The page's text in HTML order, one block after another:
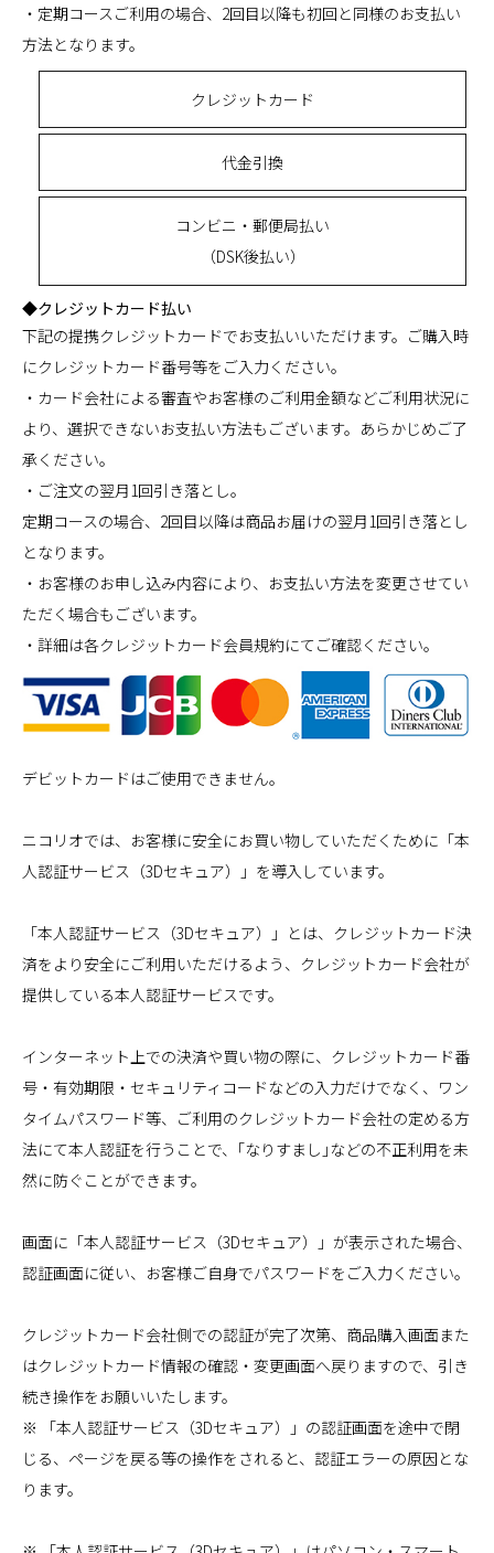
・定期コースご利用の場合、2回目以降も初回と同様のお支払い
方法となります。
クレジットカード
代金引換
コンビニ・郵便局払い
（DSK後払い）
◆クレジットカード払い
下記の提携クレジットカードでお支払いいただけます。ご購入時
にクレジットカード番号等をご入力ください。
・カード会社による審査やお客様のご利用金額などご利用状況に
より、選択できないお支払い方法もございます。あらかじめご了
承ください。
・ご注文の翌月1回引き落とし。
定期コースの場合、2回目以降は商品お届けの翌月1回引き落とし
となります。
・お客様のお申し込み内容により、お支払い方法を変更させてい
ただく場合もございます。
・詳細は各クレジットカード会員規約にてご確認ください。
デビットカードはご使用できません。
ニコリオでは、お客様に安全にお買い物していただくために「本
人認証サービス（3Dセキュア）」を導入しています。
「本人認証サービス（3Dセキュア）」とは、クレジットカード決
済をより安全にご利用いただけるよう、クレジットカード会社が
提供している本人認証サービスです。
インターネット上での決済や買い物の際に、クレジットカード番
号・有効期限・セキュリティコードなどの入力だけでなく、ワン
タイムパスワード等、ご利用のクレジットカード会社の定める方
法にて本人認証を行うことで、｢なりすまし｣などの不正利用を未
然に防ぐことができます。
画面に「本人認証サービス（3Dセキュア）」が表示された場合、
認証画面に従い、お客様ご自身でパスワードをご入力ください。
クレジットカード会社側での認証が完了次第、商品購入画面また
はクレジットカード情報の確認・変更画面へ戻りますので、引き
続き操作をお願いいたします。
※ 「本人認証サービス（3Dセキュア）」の認証画面を途中で閉
じる、ページを戻る等の操作をされると、認証エラーの原因とな
ります。